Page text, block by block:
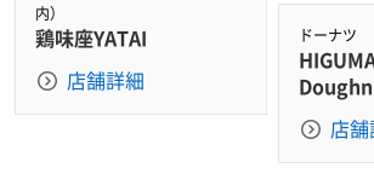
内）
鶏味座YATAI
店舗詳細
ドーナツ
店